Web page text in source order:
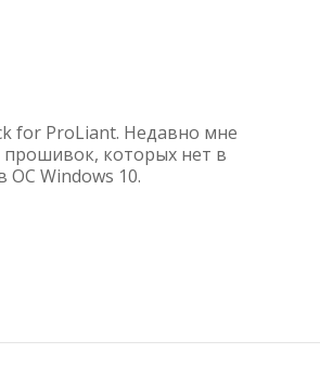
for ProLiant. Недавно мне
прошивок, которых нет в
ОС Windows 10.